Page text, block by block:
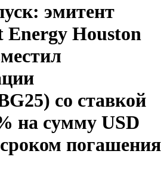
эмитент
Energy Houston
со ставкой
на сумму USD
погашения